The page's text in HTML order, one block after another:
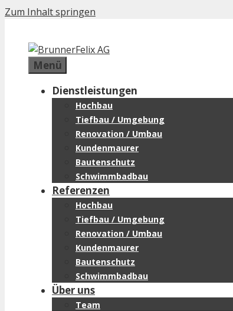
Zum Inhalt springen
Menü
Dienstleistungen
Hochbau
Tiefbau / Umgebung
Renovation / Umbau
Kundenmaurer
Bautenschutz
Schwimmbadbau
Referenzen
Hochbau
Tiefbau / Umgebung
Renovation / Umbau
Kundenmaurer
Bautenschutz
Schwimmbadbau
Über uns
Team